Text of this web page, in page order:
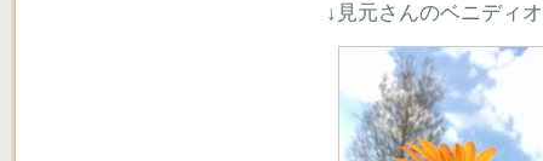
↓見元さんのベニディ